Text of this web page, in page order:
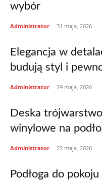
wybór
Administrator - 31 maja, 2026
Elegancja w
budują styl i
Administrator - 29 maja, 2026
Deska
winylowe na
Administrator - 22 maja, 2026
Podłoga do